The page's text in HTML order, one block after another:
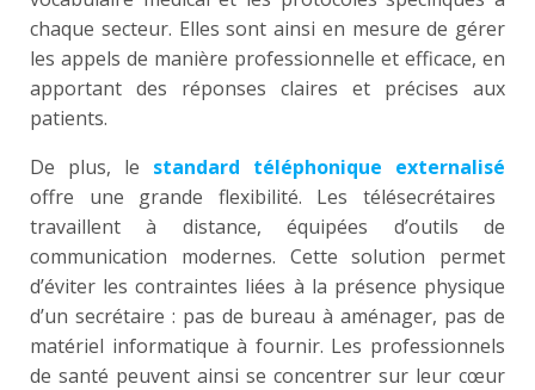
chaque secteur. Elles sont ainsi en mesure de gérer
les appels de manière professionnelle et efficace, en
apportant des réponses claires et précises aux
patients.
De plus, le standard téléphonique externalisé
offre une grande flexibilité. Les télésecrétaires
travaillent à distance, équipées d’outils de
communication modernes. Cette solution permet
d’éviter les contraintes liées à la présence physique
d’un secrétaire : pas de bureau à aménager, pas de
matériel informatique à fournir. Les professionnels
de santé peuvent ainsi se concentrer sur leur cœur